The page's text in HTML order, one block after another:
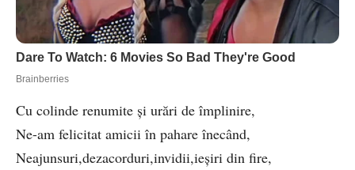
Cu colinde renumite și urări de împlinire,
Ne-am felicitat amicii în pahare înecând,
Neajunsuri,dezacorduri,invidii,ieșiri din fire,